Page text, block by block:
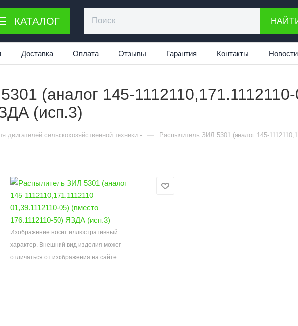
КАТАЛОГ
Доставка Оплата Отзывы Гарантия Контакты Новости
(аналог 145-
(исп.3)
двигателей сельскохозяйственной техники — Распылитель ЗИЛ 5301 (аналог 145-
Изображение носит иллюстративный
характер. Внешний вид изделия может
отличаться от изображения на сайте.